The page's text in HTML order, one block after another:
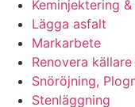
Keminjektering
Lägga asfalt
Markarbete
Renovera
Snöröjning,
Stenläggning